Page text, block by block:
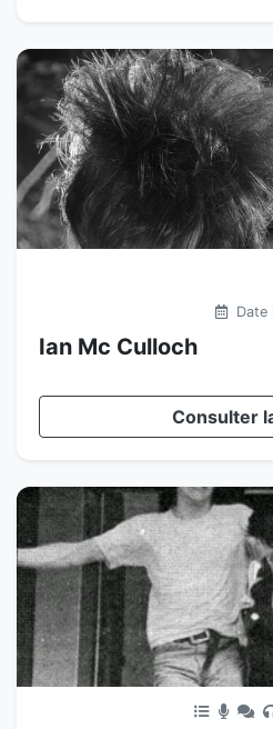
Date
Ian Mc Culloch
Consulter